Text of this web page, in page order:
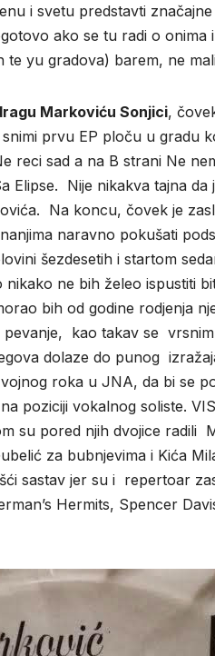
i svetu predstavti
ako se tu radi o
te yu gradova) barem, ne
Markoviću Sonjici,
prvu EP ploču u gradu
reci sad a na B strani Ne
Elipse. Nije nikakva tajna
Na koncu, čovek je
naravno pokušati
šezdesetih i startom
ne bih želeo ispustiti
bih od godine rodjenja
kao takav se
dolaze do punog
roka u JNA, da bi se
poziciji vokalnog soliste.
su pored njih dvojice radili
za bubnjevima i Kića
sastav jer su i repertoar
Hermits, Spencer